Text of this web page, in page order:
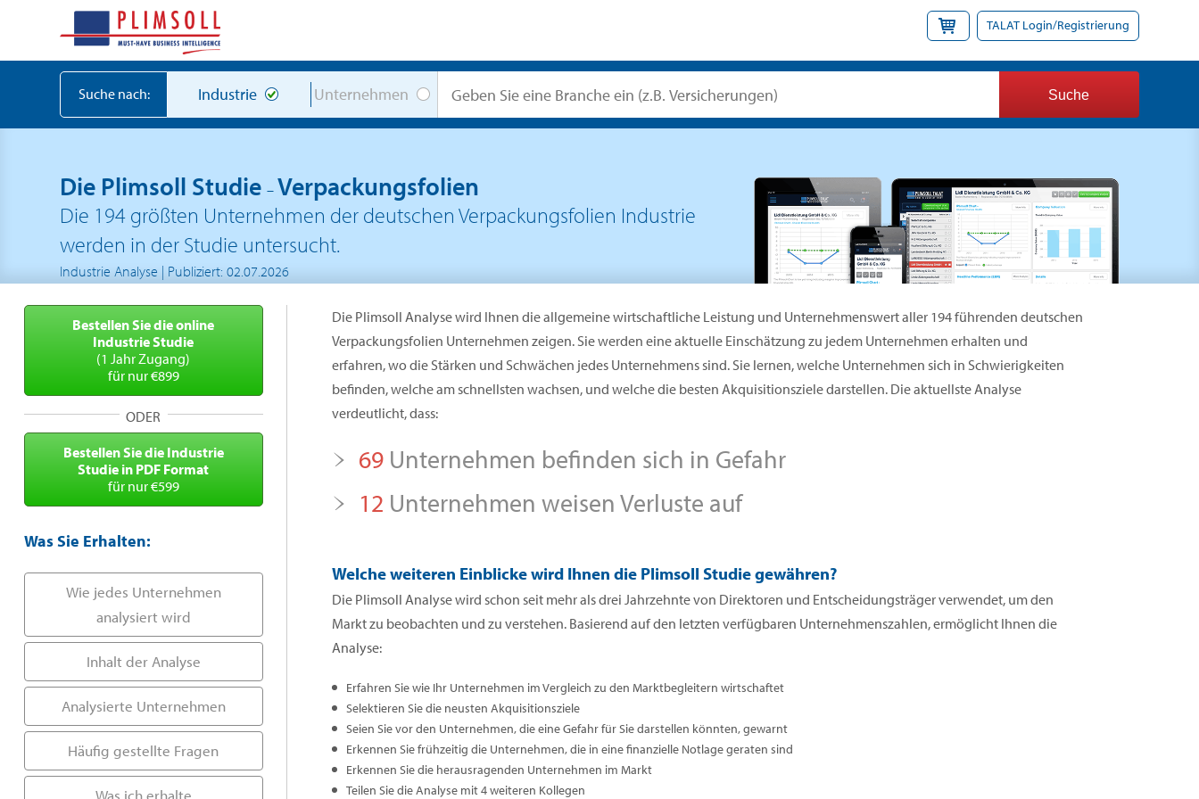
TALAT Login/Registrierung
Suche nach: Industrie Unternehmen
Die Plimsoll Studie– Verpackungsfolien
Die 194 größten Unternehmen der deutschen Verpackungsfolien Industrie
werden in der Studie untersucht.
Industrie Analyse | Publiziert: 02.07.2026
Bestellen Sie die online
Industrie Studie
(1 Jahr Zugang)
für nur €899
ODER
Bestellen Sie die Industrie
Studie in PDF Format
für nur €599
Was Sie Erhalten:
Wie jedes Unternehmen
analysiert wird
Inhalt der Analyse
Analysierte Unternehmen
Häufig gestellte Fragen
Was ich erhalte
Die Plimsoll Analyse wird Ihnen die allgemeine wirtschaftliche Leistung und Unternehmenswert aller 194 führenden deutschen
Verpackungsfolien Unternehmen zeigen. Sie werden eine aktuelle Einschätzung zu jedem Unternehmen erhalten und
erfahren, wo die Stärken und Schwächen jedes Unternehmens sind. Sie lernen, welche Unternehmen sich in Schwierigkeiten
befinden, welche am schnellsten wachsen, und welche die besten Akquisitionsziele darstellen. Die aktuellste Analyse
verdeutlicht, dass:
69Unternehmen befinden sich in Gefahr
12 Unternehmen weisen Verluste auf
Welche weiteren Einblicke wird Ihnen die Plimsoll Studie gewähren?
Die Plimsoll Analyse wird schon seit mehr als drei Jahrzehnte von Direktoren und Entscheidungsträger verwendet, um den
Markt zu beobachten und zu verstehen. Basierend auf den letzten verfügbaren Unternehmenszahlen, ermöglicht Ihnen die
Analyse:
Erfahren Sie wie Ihr Unternehmen im Vergleich zu den Marktbegleitern wirtschaftet
Selektieren Sie die neusten Akquisitionsziele
Seien Sie vor den Unternehmen, die eine Gefahr für Sie darstellen könnten, gewarnt
Erkennen Sie frühzeitig die Unternehmen, die in eine finanzielle Notlage geraten sind
Erkennen Sie die herausragenden Unternehmen im Markt
Teilen Sie die Analyse mit 4 weiteren Kollegen